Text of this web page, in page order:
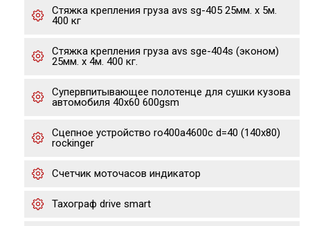
Стяжка крепления груза avs sg-405 25мм. х 5м.
400 кг
Стяжка крепления груза avs sge-404s (эконом)
25мм. х 4м. 400 кг.
Супервпитывающее полотенце для сушки кузова
автомобиля 40х60 600gsm
Сцепное устройство ro400a4600c d=40 (140x80)
rockinger
Счетчик моточасов индикатор
Тахограф drive smart